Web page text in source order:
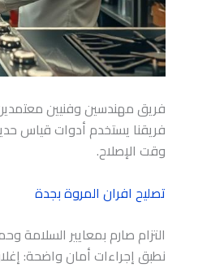
فريق مهندسين وفنيين
فريقنا يستخدم أدوات قياس
وقت الإصلاح.
تصليح افران المروة بجدة
التزام صارم بمعايير السلامة
نطبق إجراءات أمان واضحة: